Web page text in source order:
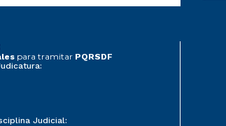
para tramitar PQRSDF
Judicial: